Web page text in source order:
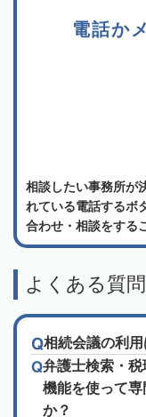
電話か
相談したい事務所が
れている電話するボ
合わせ・相談をする
よくある質問
相続会議の利
弁護士検索・
機能を使って
か？